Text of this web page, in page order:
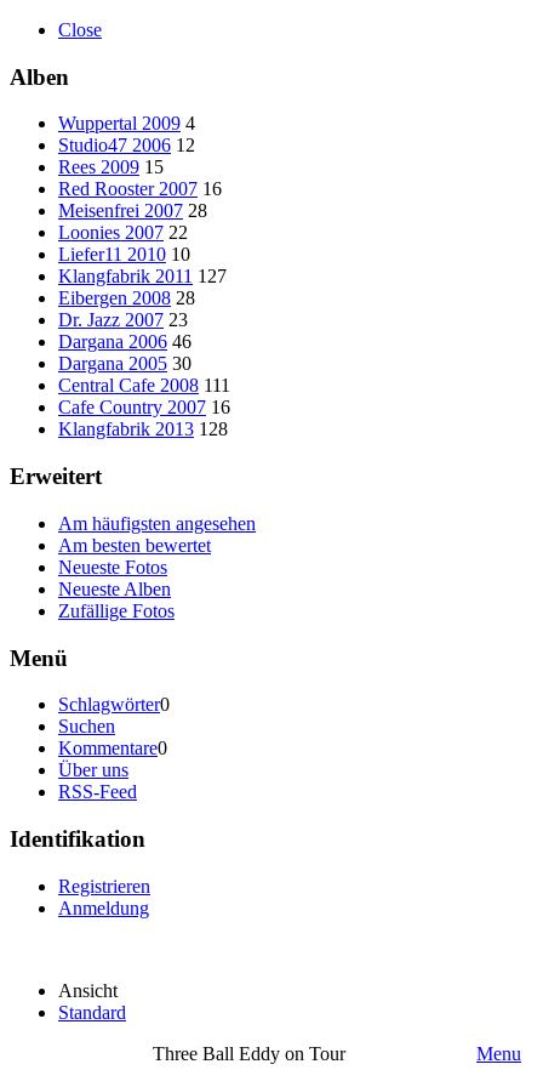
Close
Alben
Wuppertal 2009 4
Studio47 2006 12
Rees 2009 15
Red Rooster 2007 16
Meisenfrei 2007 28
Loonies 2007 22
Liefer11 2010 10
Klangfabrik 2011 127
Eibergen 2008 28
Dr. Jazz 2007 23
Dargana 2006 46
Dargana 2005 30
Central Cafe 2008 111
Cafe Country 2007 16
Klangfabrik 2013 128
Erweitert
Am häufigsten angesehen
Am besten bewertet
Neueste Fotos
Neueste Alben
Zufällige Fotos
Menü
Schlagwörter0
Suchen
Kommentare0
Über uns
RSS-Feed
Identifikation
Registrieren
Anmeldung
Ansicht
Standard
Three Ball Eddy on Tour
Menu